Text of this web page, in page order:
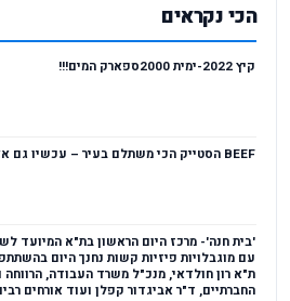
הכי נקראים
קיץ 2022-ימית 2000ספארק המים!!!
BEEF הסטייק הכי משתלם בעיר – עכשיו גם אצלכם בבית! !
'בית חנה'- מרכז היום הראשון בת"א המיועד
עם מוגבלויות פיזיות קשות נחנך היום
ת"א רון חולדאי, מנכ"ל משרד העבודה, הרווחה
החברתיים, ד"ר אביגדור קפלן ועוד אורחים